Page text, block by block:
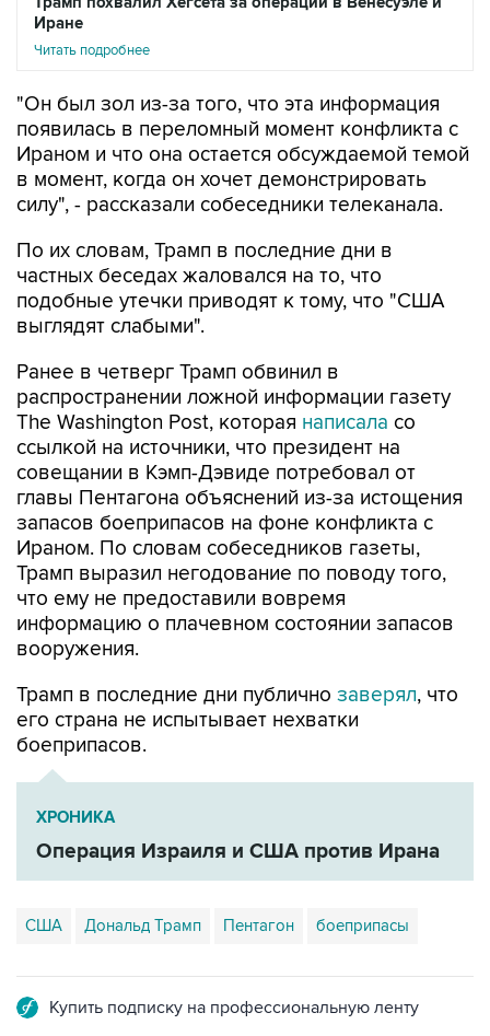
Иране
Читать подробнее
"Он был зол из-за того, что эта информация
появилась в переломный момент конфликта с
Ираном и что она остается обсуждаемой темой
в момент, когда он хочет демонстрировать
силу", - рассказали собеседники телеканала.
По их словам, Трамп в последние дни в
частных беседах жаловался на то, что
подобные утечки приводят к тому, что "США
выглядят слабыми".
Ранее в четверг Трамп обвинил в
распространении ложной информации газету
The Washington Post, которая написала со
ссылкой на источники, что президент на
совещании в Кэмп-Дэвиде потребовал от
главы Пентагона объяснений из-за истощения
запасов боеприпасов на фоне конфликта с
Ираном. По словам собеседников газеты,
Трамп выразил негодование по поводу того,
что ему не предоставили вовремя
информацию о плачевном состоянии запасов
вооружения.
Трамп в последние дни публично заверял, что
его страна не испытывает нехватки
боеприпасов.
ХРОНИКА
Операция Израиля и США против Ирана
США Дональд Трамп Пентагон боеприпасы
Купить подписку на профессиональную ленту